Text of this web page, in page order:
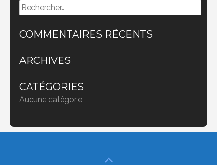
Rechercher :
COMMENTAIRES RÉCENTS
ARCHIVES
CATÉGORIES
Aucune catégorie